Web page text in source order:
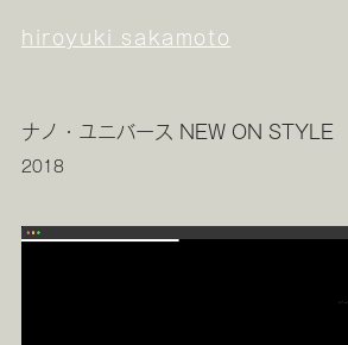
hiroyuki sakamoto
ナノ・ユニバース NEW ON STYLE
2018